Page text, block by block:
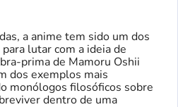
a anime tem sido um dos
lutar com a ideia de
prima de Mamoru Oshii
dos exemplos mais
monólogos filosóficos sobre
dentro de uma